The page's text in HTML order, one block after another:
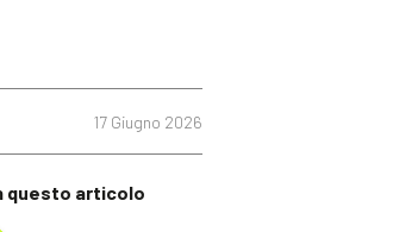
17 Giugno 2026
questo articolo